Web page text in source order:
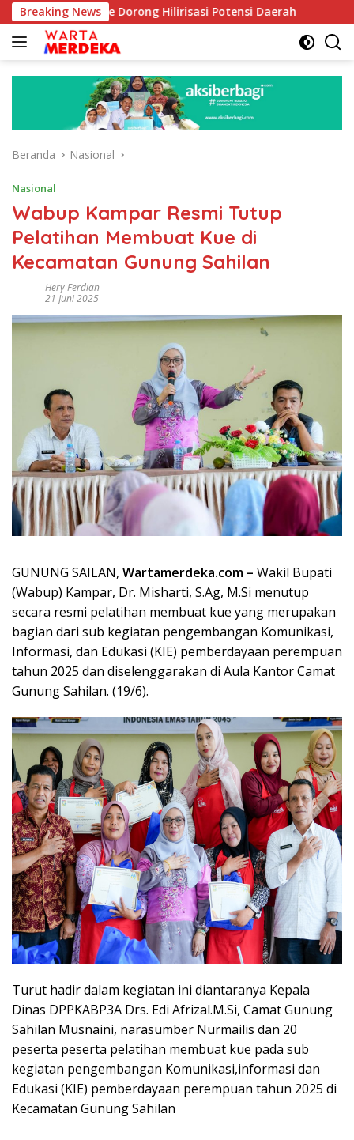
Langsung
ke
konten
Breaking News
Dorong Hilirisasi Potensi Daerah DPR Dorong
Beranda Nasional
Nasional
Wabup Kampar Resmi Tutup
Pelatihan Membuat Kue di
Kecamatan Gunung Sahilan
Hery Ferdian
21 Juni 2025
GUNUNG SAILAN, Wartamerdeka.com – Wakil Bupati
(Wabup) Kampar, Dr. Misharti, S.Ag, M.Si menutup
secara resmi pelatihan membuat kue yang merupakan
bagian dari sub kegiatan pengembangan Komunikasi,
Informasi, dan Edukasi (KIE) pemberdayaan perempuan
tahun 2025 dan diselenggarakan di Aula Kantor Camat
Gunung Sahilan. (19/6).
Turut hadir dalam kegiatan ini diantaranya Kepala
Dinas DPPKABP3A Drs. Edi Afrizal.M.Si, Camat Gunung
Sahilan Musnaini, narasumber Nurmailis dan 20
peserta peserta pelatihan membuat kue pada sub
kegiatan pengembangan Komunikasi,informasi dan
Edukasi (KIE) pemberdayaan perempuan tahun 2025 di
Kecamatan Gunung Sahilan